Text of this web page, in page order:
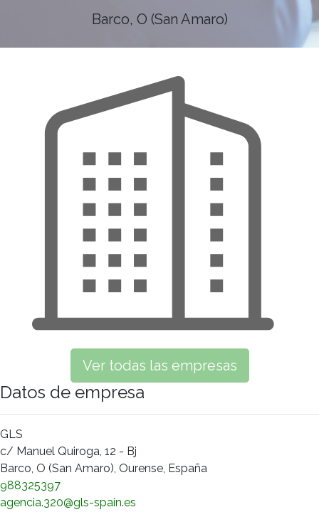
Barco, O (San Amaro)
Ver todas las empresas
Datos de empresa
GLS
c/ Manuel Quiroga, 12 - Bj
Barco, O (San Amaro), Ourense, España
988325397
agencia.320@gls-spain.es